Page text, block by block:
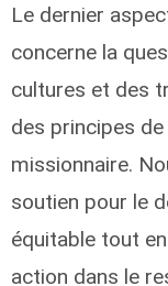
Le dernier
concerne la
cultures et des
des principes de
missionnaire.
soutien pour le
équitable tout
action dans le